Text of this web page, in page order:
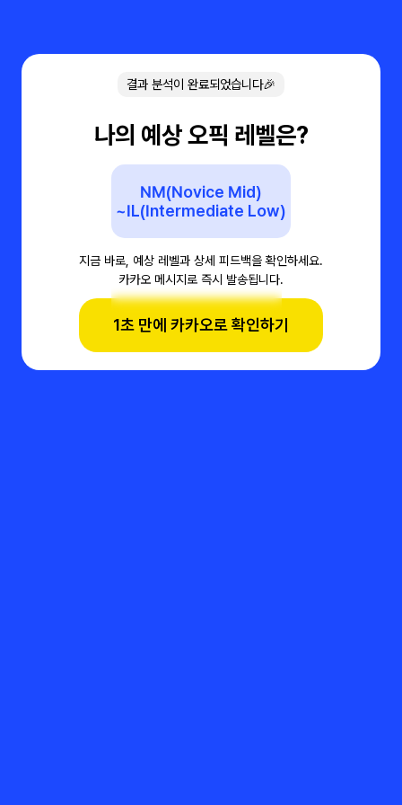
결과 분석이 완료되었습니다🎉
나의 예상 오픽 레벨은?
NM(Novice Mid)
~IL(Intermediate Low)
지금 바로, 예상 레벨과 상세 피드백을 확인하세요.
카카오 메시지로 즉시 발송됩니다.
1초 만에 카카오로 확인하기